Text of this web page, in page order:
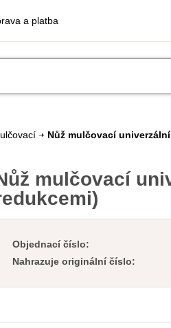
a platba
Nůž mulčovací
mulčovací
Objednací číslo:
Nahrazuje originální číslo: